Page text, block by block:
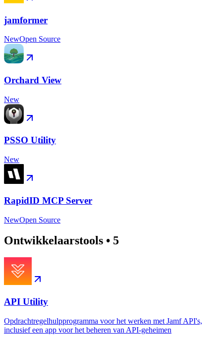
jamformer
NewOpen Source
Orchard View
New
PSSO Utility
New
RapidID MCP Server
NewOpen Source
Ontwikkelaarstools • 5
API Utility
Opdrachtregelhulpprogramma voor het werken met Jamf API's,
inclusief een app voor het beheren van API-geheimen